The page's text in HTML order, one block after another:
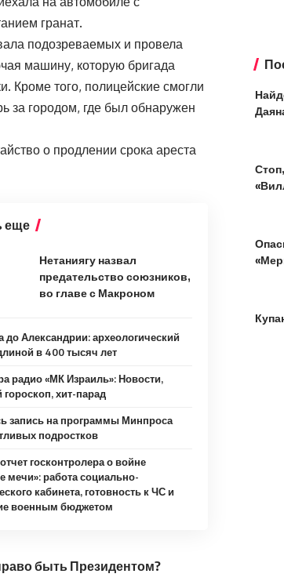
гранат.
подозреваемых и провела
машину, которую бригада
Кроме того, полицейские смогли
за городом, где был обнаружен
о продлении срока ареста
еще
Нетаниягу назвал
предательство союзников,
во главе с Макроном
до Александрии: археологический
в 400 тысяч лет
радио «МК Израиль»: Новости,
гороскоп, хит-парад
запись на программы Минпроса
подростков
госконтролера о войне
мечи»: работа социально-
кабинета, готовность к ЧС и
военным бюджетом
быть Президентом?